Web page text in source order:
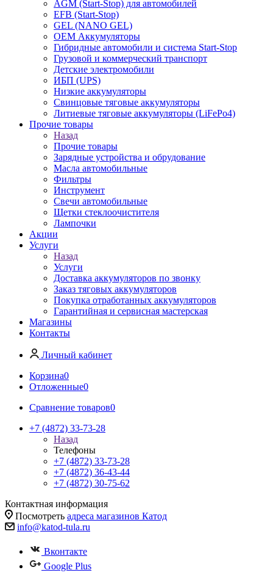
AGM (Start-Stop) для автомобилей
EFB (Start-Stop)
GEL (NANO GEL)
OEM Аккумуляторы
Гибридные автомобили и система Start-Stop
Грузовой и коммерческий транспорт
Детские электромобили
ИБП (UPS)
Низкие аккумуляторы
Свинцовые тяговые аккумуляторы
Литиевые тяговые аккумуляторы (LiFePo4)
Прочие товары
Назад
Прочие товары
Зарядные устройства и обрудование
Масла автомобильные
Фильтры
Инструмент
Свечи автомобильные
Щетки стеклоочистителя
Лампочки
Акции
Услуги
Назад
Услуги
Доставка аккумуляторов по звонку
Заказ тяговых аккумуляторов
Покупка отработанных аккумуляторов
Гарантийная и сервисная мастерская
Магазины
Контакты
Личный кабинет
Корзина0
Отложенные0
Сравнение товаров0
+7 (4872) 33-73-28
Назад
Телефоны
+7 (4872) 33-73-28
+7 (4872) 36-43-44
+7 (4872) 30-75-62
Контактная информация
Посмотреть адреса магазинов Катод
info@katod-tula.ru
Вконтакте
Google Plus